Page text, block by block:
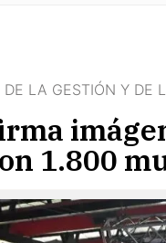
LA GESTIÓN Y DE
1.800